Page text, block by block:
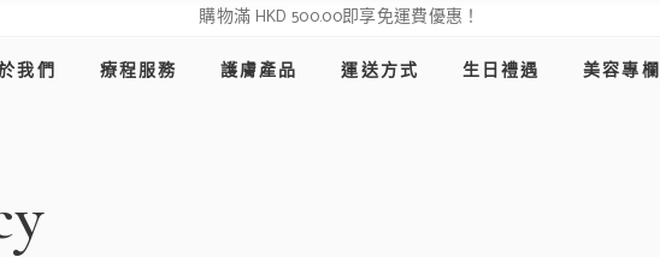
購物滿 HKD 500.00即享免運費優惠！
我們 療程服務 護膚產品 運送方式 生日禮遇 美容專欄